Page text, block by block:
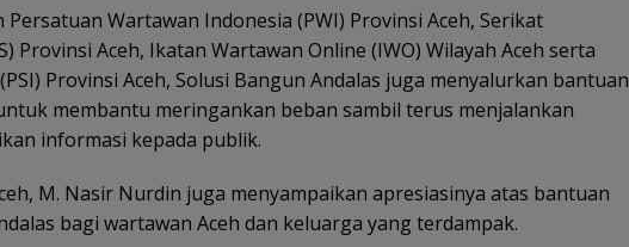
Persatuan Wartawan Indonesia (PWI) Provinsi Aceh, Serikat
Provinsi Aceh, Ikatan Wartawan Online (IWO) Wilayah Aceh serta
Provinsi Aceh, Solusi Bangun Andalas juga menyalurkan bantuan
membantu meringankan beban sambil terus menjalankan
informasi kepada publik.
M. Nasir Nurdin juga menyampaikan apresiasinya atas bantuan
bagi wartawan Aceh dan keluarga yang terdampak.